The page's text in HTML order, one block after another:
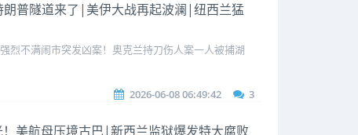
普隧道来了|美伊大战再起波澜|纽西兰猛
烈不满闹市突发凶案！奥克兰持刀伤人案一人被捕湖
2026-06-08 06:49:42 3
美航母压境古巴|新西兰监狱爆发特大腐败